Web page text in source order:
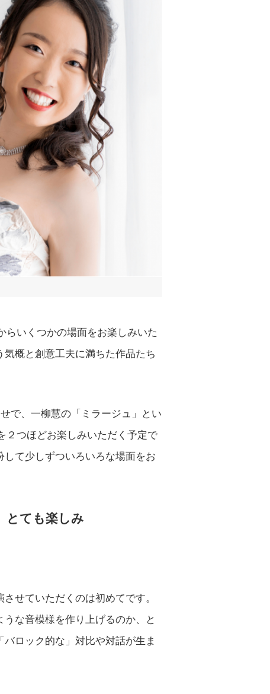
らいくつかの場面をお楽しみいた
概と創意工夫に満ちた作品たち
で、一柳慧の「ミラージュ」とい
２つほどお楽しみいただく予定で
て少しずついろいろな場面をお
とても楽しみ
せていただくのは初めてです。
な音模様を作り上げるのか、と
ロック的な」対比や対話が生ま